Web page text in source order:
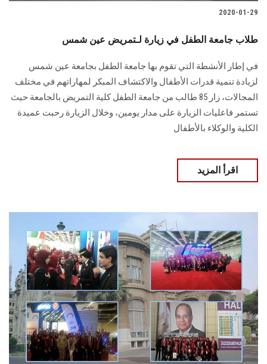
2020-01-29
طلاب جامعة الطفل في زيارة لـتمريض عين شمس
في إطار الأنشطة التي تقوم بها جامعة الطفل بجامعة عين شمس
لزيادة تنمية قدرات الأطفال والاكتشاف المبكر لمهاراتهم في مختلف
المجالات، زار 85 طالب من جامعة الطفل كلية التمريض بالجامعة حيث
تستمر فاعليات الزيارة على مدار يومين، وخلال الزيارة رحبت عميدة
الكلية والوكلاء بالأطفال
اقرأ المزيد